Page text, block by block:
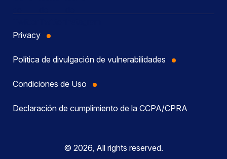
Privacy
Política de divulgación de vulnerabilidades
Condiciones de Uso
Declaración de cumplimiento de la CCPA/CPRA
© 2026, All rights reserved.